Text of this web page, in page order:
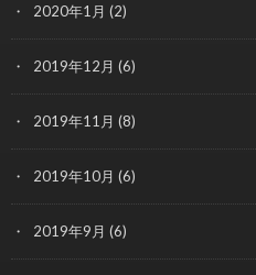
2020年1月 (2)
2019年12月 (6)
2019年11月 (8)
2019年10月 (6)
2019年9月 (6)